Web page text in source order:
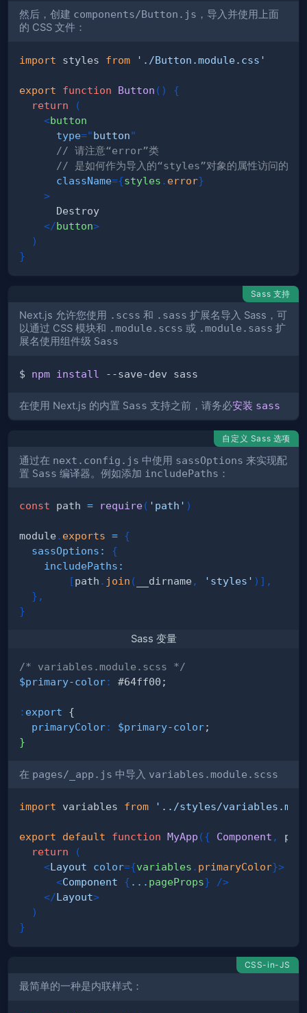
然后，创建 components/Button.js ，导入并使用上面
的 CSS 文件：
import styles from './Button.module.css'
export function Button ( )
{
return
(
<button
type="button"
// 请注意“error”类
// 是如何作为导入的“styles”对象的属性访问的
className={styles . error}
>
</button>
)
}
Sass 支持
Next.js 允许您使用 .scss 和 .sass 扩展名导入 Sass，可
以通过 CSS 模块和 .module.scss 或 .module.sass 扩
展名使用组件级 Sass
$ npm install
在使用 Next.js 的内置 Sass 支持之前，请务必安装 sass
自定义 Sass 选项
通过在 next.config.js 中使用 sassOptions 来实现配
置 Sass 编译器。例如添加 includePaths ：
const path = require( 'path' )
module . exports = {
sassOptions :
{
includePaths :
[path . join ( __dirname , 'styles' ) ] ,
} ,
}
Sass 变量
/* variables.module.scss */
$primary-color: #64ff00;
: export {
primaryColor: $primary-color;
}
在 pages/_app.js 中导入 variables.module.scss
import variables from '../styles/
export default function MyApp ({ Component ,
return
(
<Layout color={variables . primaryColor}>
<Component { ... pageProps}
/>
</Layout>
)
}
CSS-in-JS
最简单的一种是内联样式：